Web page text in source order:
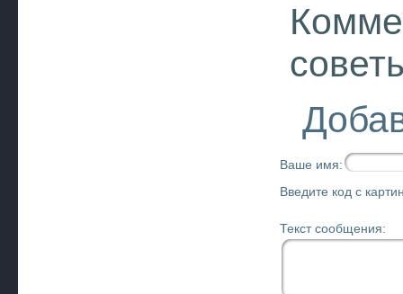
Ваше имя:
Введите код с
Текст сообщения: